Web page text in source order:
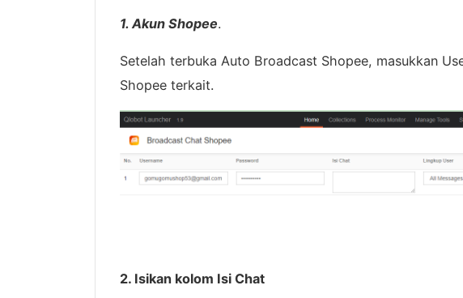
1. Akun Shopee.
Setelah terbuka Auto Broadcast Shopee, masukkan
Shopee terkait.
2. Isikan kolom Isi Chat